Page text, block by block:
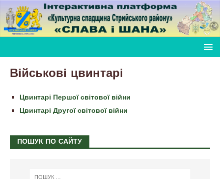
Військові цвинтарі
Цвинтарі Першої світової війни
Цвинтарі Другої світової війни
ПОШУК ПО САЙТУ